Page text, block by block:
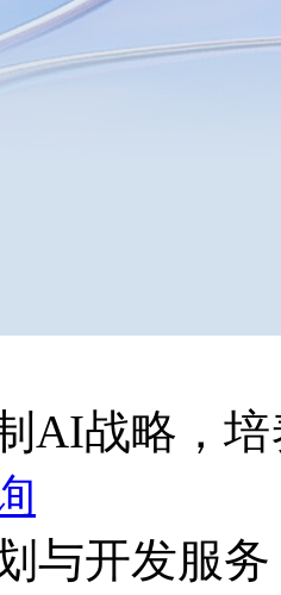
战略，
与开发服务